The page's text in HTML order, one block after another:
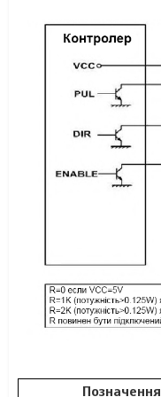
Позначення